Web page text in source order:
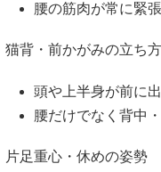
腰の筋肉が常に緊
猫背・前かがみの立ち方
頭や上半身が前に
腰だけでなく背中
片足重心・休めの姿勢